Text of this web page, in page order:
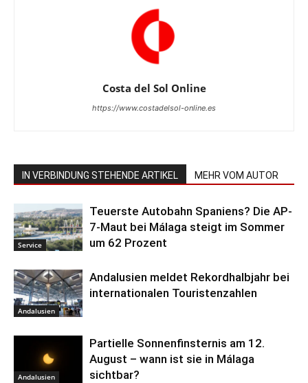
Costa del Sol Online
https://www.costadelsol-online.es
IN VERBINDUNG STEHENDE ARTIKEL MEHR VOM AUTOR
Service
Teuerste Autobahn Spaniens? Die AP-
7-Maut bei Málaga steigt im Sommer
um 62 Prozent
Andalusien
Andalusien meldet Rekordhalbjahr bei
internationalen Touristenzahlen
Andalusien
Partielle Sonnenfinsternis am 12.
August – wann ist sie in Málaga
sichtbar?